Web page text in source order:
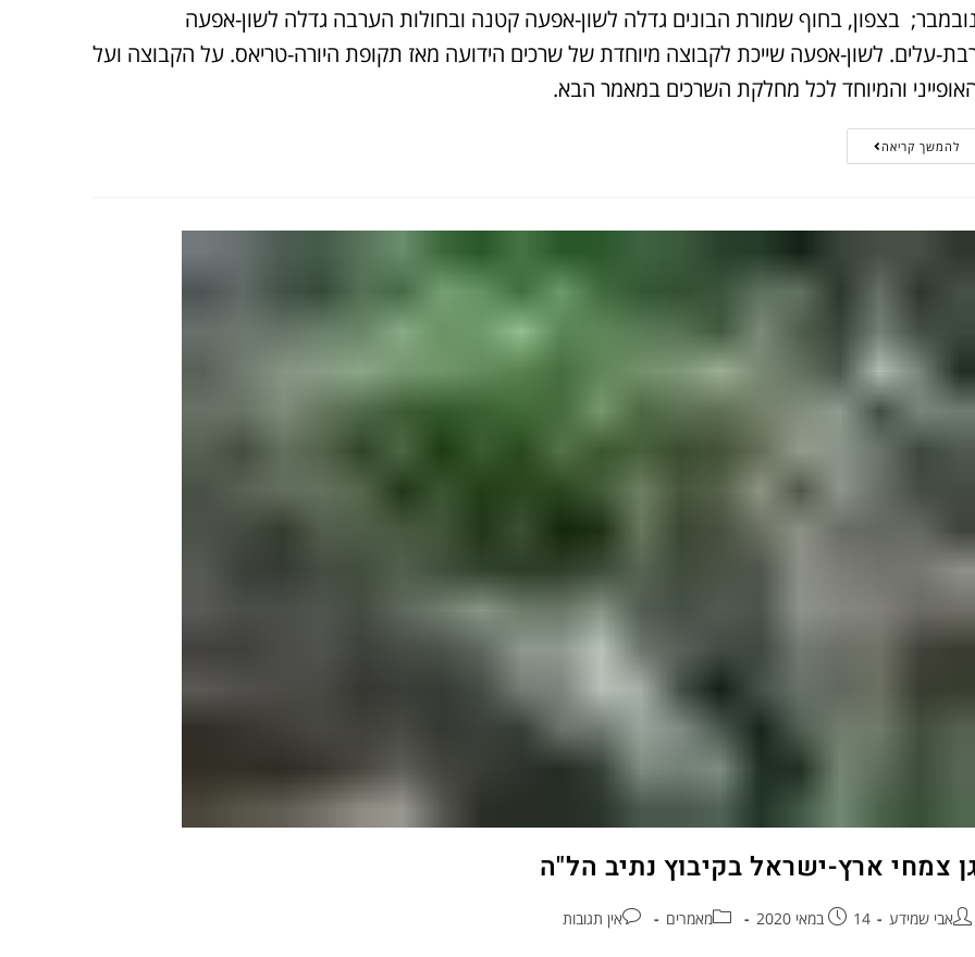
נובמבר; בצפון, בחוף שמורת הבונים גדלה לשון-אפעה קטנה ובחולות הערבה גדלה לשון-אפעה
עלים. לשון-אפעה שייכת לקבוצה מיוחדת של שרכים הידועה מאז תקופת היורה-טריאס. על הקבוצה ועל
והמיוחד לכל מחלקת השרכים במאמר הבא.
להמשך קריאה
צמחי ארץ-ישראל בקיבוץ נתיב הל"ה
אבי שמידע 14 במאי 2020 מאמרים אין תגובות